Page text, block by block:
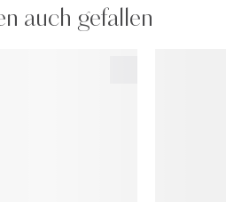
auch gefallen